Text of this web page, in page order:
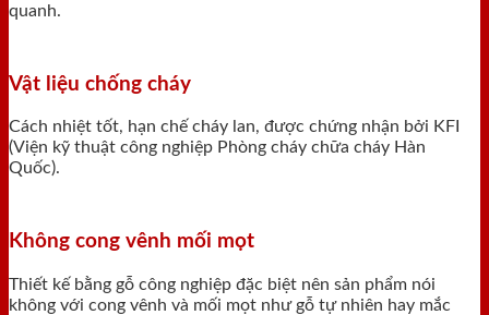
quanh.
Vật liệu chống cháy
Cách nhiệt tốt, hạn chế cháy lan, được chứng nhận bởi KFI
(Viện kỹ thuật công nghiệp Phòng cháy chữa cháy Hàn
Quốc).
Không cong vênh mối mọt
Thiết kế bằng gỗ công nghiệp đặc biệt nên sản phẩm nói
không với cong vênh và mối mọt như gỗ tự nhiên hay mắc